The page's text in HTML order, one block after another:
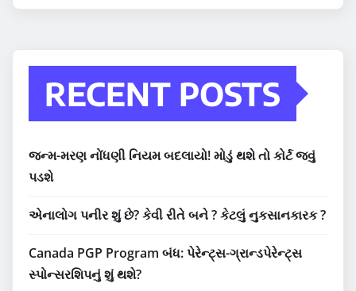
RECENT POSTS
જન્મ-મરણ નોંધણી નિયમ બદલાયો! મોડું થશે તો કોર્ટ જવું
પડશે
એનાલોગ પનીર શું છે? કેવી રીતે બને ? કેટલું નુકસાનકારક ?
Canada PGP Program બંધ: પેરેન્ટ્સ-ગ્રાન્ડપેરેન્ટ્સ
સ્પોન્સરશિપનું શું થશે?